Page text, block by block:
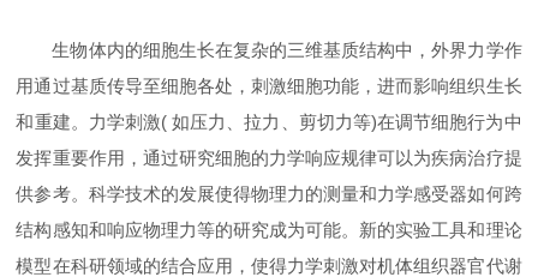
生物体内的细胞生长在复杂的三维基质结构中，外界力学作
用通过基质传导至细胞各处，刺激细胞功能，进而影响组织生长
和重建。力学刺激( 如压力、拉力、剪切力等)在调节细胞行为中
发挥重要作用，通过研究细胞的力学响应规律可以为疾病治疗提
供参考。科学技术的发展使得物理力的测量和力学感受器如何跨
结构感知和响应物理力等的研究成为可能。新的实验工具和理论
模型在科研领域的结合应用，使得力学刺激对机体组织器官代谢